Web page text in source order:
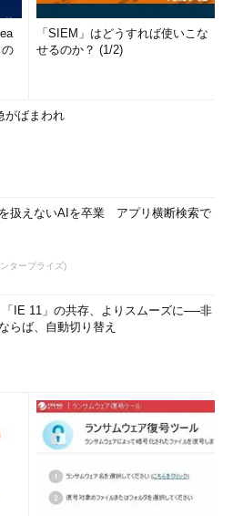
「SIEM」はどうすれば使いこな
せるのか？ (1/2)
ばまわれ
扱えないAIを卒業 アプリ横断検索で
タープライズ)
「IE 11」の共存、よりスムーズに──非
らば、自動切り替え